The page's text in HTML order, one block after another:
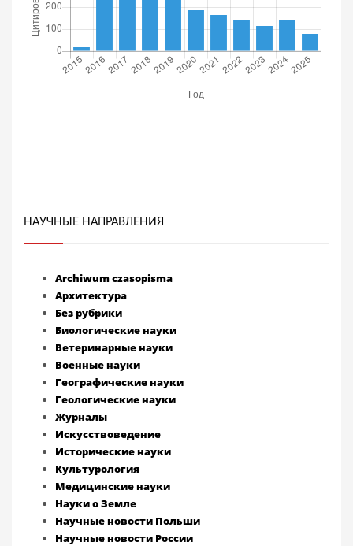
НАУЧНЫЕ НАПРАВЛЕНИЯ
Archiwum czasopisma
Архитектура
Без рубрики
Биологические науки
Ветеринарные науки
Военные науки
Географические науки
Геологические науки
Журналы
Искусствоведение
Исторические науки
Культурология
Медицинские науки
Науки о Земле
Научные новости Польши
Научные новости России